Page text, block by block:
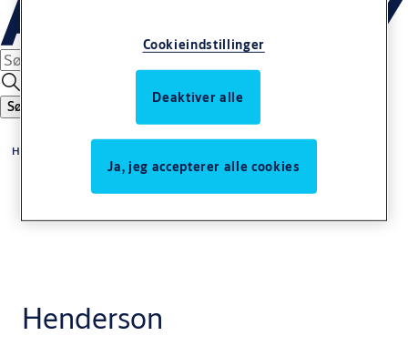
Søg
Home
Henderson
Cookieindstillinger
Deaktiver alle
Ja, jeg accepterer alle cookies